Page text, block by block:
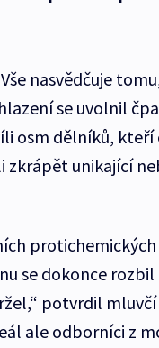
nasvědčuje
se uvolnil
osm dělníků, kteří
zkrápět unikající
se dokonce
potvrdil mluvčí
ale odborníci z